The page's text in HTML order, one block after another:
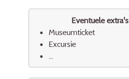
Eventuele extra's
Museumticket
Excursie